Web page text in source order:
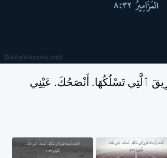
ٱلَّتِي تَسْلُكُهَا. أَنْصَحُكَ. عَيْنِي